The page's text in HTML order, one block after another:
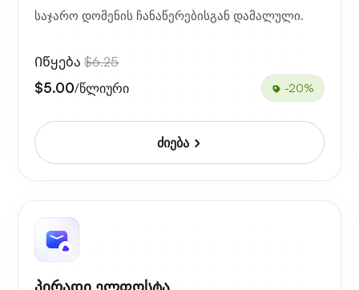
საჯარო დომენის ჩანაწერებისგან დამალული.
Იწყება $6.25
$5.00/წლიური -20%
ძიება